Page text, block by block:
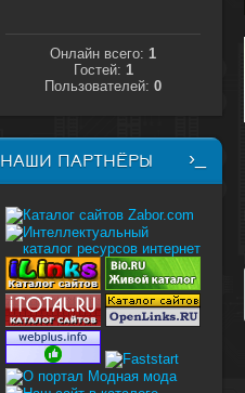
Онлайн всего: 1
Гостей: 1
Пользователей: 0
НАШИ ПАРТНЁРЫ